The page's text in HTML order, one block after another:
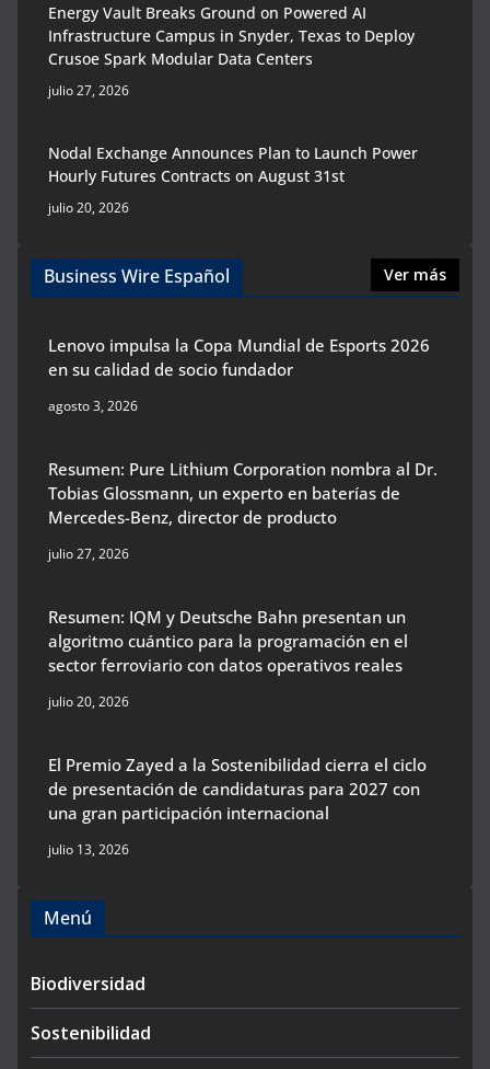
Energy Vault Breaks Ground on Powered AI
Infrastructure Campus in Snyder, Texas to Deploy
Crusoe Spark Modular Data Centers
julio 27, 2026
Nodal Exchange Announces Plan to Launch Power
Hourly Futures Contracts on August 31st
julio 20, 2026
Business Wire Español Ver más
Lenovo impulsa la Copa Mundial de Esports 2026
en su calidad de socio fundador
agosto 3, 2026
Resumen: Pure Lithium Corporation nombra al Dr.
Tobias Glossmann, un experto en baterías de
Mercedes-Benz, director de producto
julio 27, 2026
Resumen: IQM y Deutsche Bahn presentan un
algoritmo cuántico para la programación en el
sector ferroviario con datos operativos reales
julio 20, 2026
El Premio Zayed a la Sostenibilidad cierra el ciclo
de presentación de candidaturas para 2027 con
una gran participación internacional
julio 13, 2026
Menú
Biodiversidad
Sostenibilidad